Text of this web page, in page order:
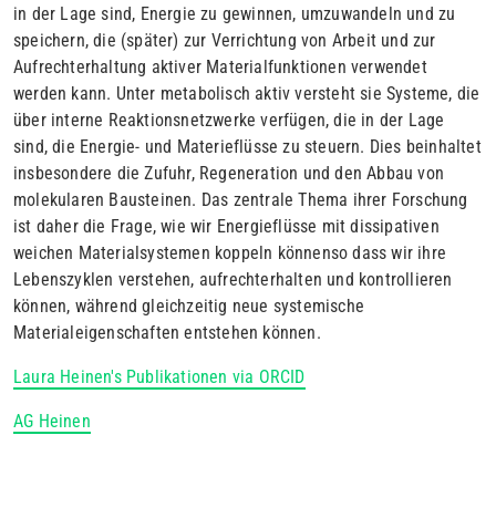
in der Lage sind, Energie zu gewinnen, umzuwandeln und zu
speichern, die (später) zur Verrichtung von Arbeit und zur
Aufrechterhaltung aktiver Materialfunktionen verwendet
werden kann. Unter metabolisch aktiv versteht sie Systeme, die
über interne Reaktionsnetzwerke verfügen, die in der Lage
sind, die Energie- und Materieflüsse zu steuern. Dies beinhaltet
insbesondere die Zufuhr, Regeneration und den Abbau von
molekularen Bausteinen. Das zentrale Thema ihrer Forschung
ist daher die Frage, wie wir Energieflüsse mit dissipativen
weichen Materialsystemen koppeln könnenso dass wir ihre
Lebenszyklen verstehen, aufrechterhalten und kontrollieren
können, während gleichzeitig neue systemische
Materialeigenschaften entstehen können.
Laura Heinen's Publikationen via ORCID
AG Heinen